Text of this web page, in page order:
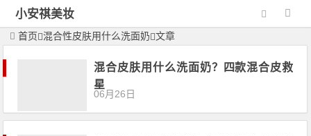
小安祺美妆
首页 混合性皮肤用什么洗面奶 文章
混合皮肤用什么洗面奶？四款混合皮救
星
06月26日